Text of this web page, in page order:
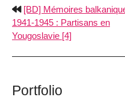
[BD] Mémoires
1941-1945 : Partisans en
Yougoslavie [4]
Portfolio